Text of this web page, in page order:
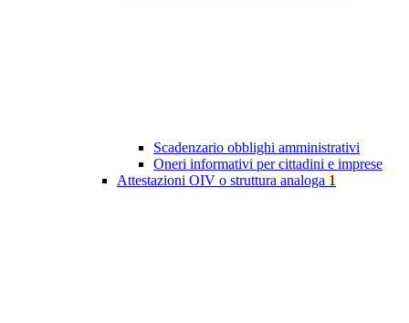
Scadenzario obblighi amministrativi
Oneri informativi per cittadini e imprese
Attestazioni OIV o struttura analoga 1